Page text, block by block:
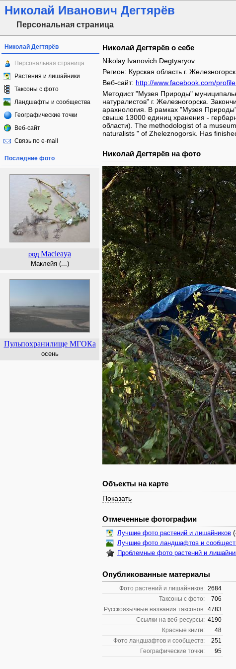
Николай Иванович Дегтярёв
Персональная страница
Николай Дегтярёв
Персональная страница
Растения и лишайники
Таксоны с фото
Ландшафты и сообщества
Географические точки
Веб-сайт
Связь по e-mail
Последние фото
род Macleaya
Маклейя (...)
Пульпохранилище МГОКа
осень
Николай Дегтярёв о себе
Nikolay Ivanovich Degtyaryov
Регион: Курская область г. Железногорск
Веб-сайт: http://www.facebook.com/
Методист "Музея Природы"
натуралистов" г. Железногорска.
арахнология. В рамках "Музея
свыше 13000 единиц хранения -
области). The methodologist of a
naturalists " of Zheleznogorsk. Has
Николай Дегтярёв на фото
Объекты на карте
Показать
Отмеченные фотографии
Лучшие фото растений и лишайников
Лучшие фото ландшафтов и
Проблемные фото растений и
Опубликованные материалы
Фото растений и лишайников: 2684
Таксоны с фото:
706
Русскоязычные названия таксонов: 4783
Ссылки на веб-ресурсы: 4190
Красные книги:
48
Фото ландшафтов и сообществ:
251
Географические точки:
95